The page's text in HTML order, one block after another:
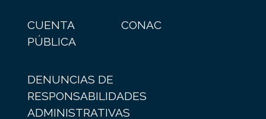
CUENTA
PÚBLICA
CONAC
DENUNCIAS DE
RESPONSABILIDADES
ADMINISTRATIVAS